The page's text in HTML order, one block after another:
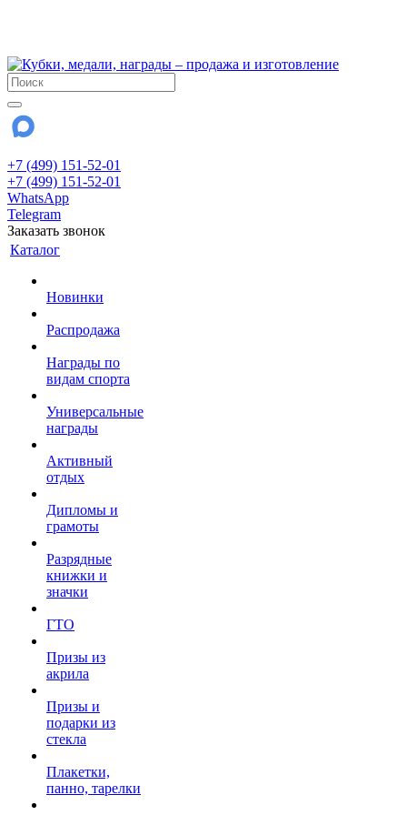
+7 (499) 151-52-01
+7 (499) 151-52-01
WhatsApp
Telegram
Заказать звонок
Каталог
Новинки
Распродажа
Награды по
видам спорта
Универсальные
награды
Активный
отдых
Дипломы и
грамоты
Разрядные
книжки и
значки
ГТО
Призы из
акрила
Призы и
подарки из
стекла
Плакетки,
панно, тарелки